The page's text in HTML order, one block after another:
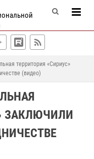
территория «Сириус»
(видео)
ЗАКЛЮЧИЛИ